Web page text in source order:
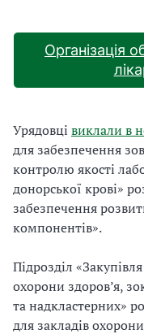
Організація
Урядовці виклали в
для забезпечення
контролю якості
донорської крові»
забезпечення
компонентів».
Підрозділ
охорони здоров’я,
та надкластерних»
для закладів